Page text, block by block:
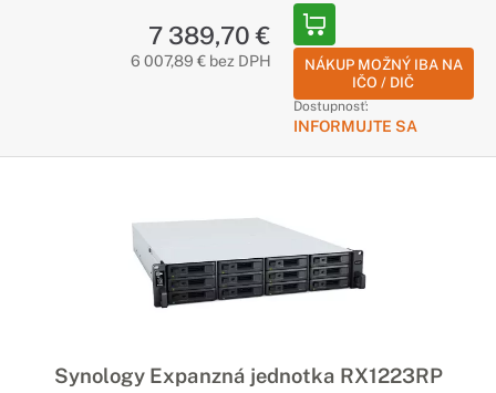
7 389,70 €
6 007,89 € bez DPH
NÁKUP MOŽNÝ IBA NA
IČO / DIČ
Dostupnosť:
INFORMUJTE SA
Synology Expanzná jednotka RX1223RP